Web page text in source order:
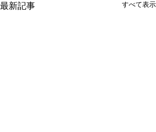
最新記事 すべて表示